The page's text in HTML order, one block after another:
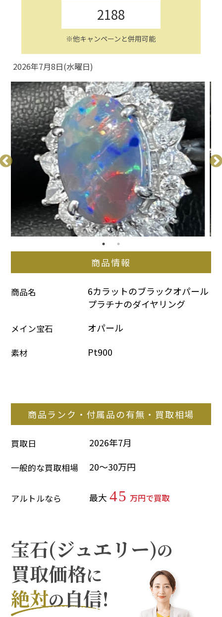
2188
※他キャンペーンと併用可能
2026年7月8日(水曜日)
商品情報
商品名
6カラットのブラックオパール
プラチナのダイヤリング
メイン宝石 オパール
素材 Pt900
商品ランク・付属品の有無・買取相場
買取日 2026年7月
一般的な買取相場 20～30万円
アルトルなら 最大 45 万円で買取
宝石(ジュエリー)の
買取価格に
絶対の自信!